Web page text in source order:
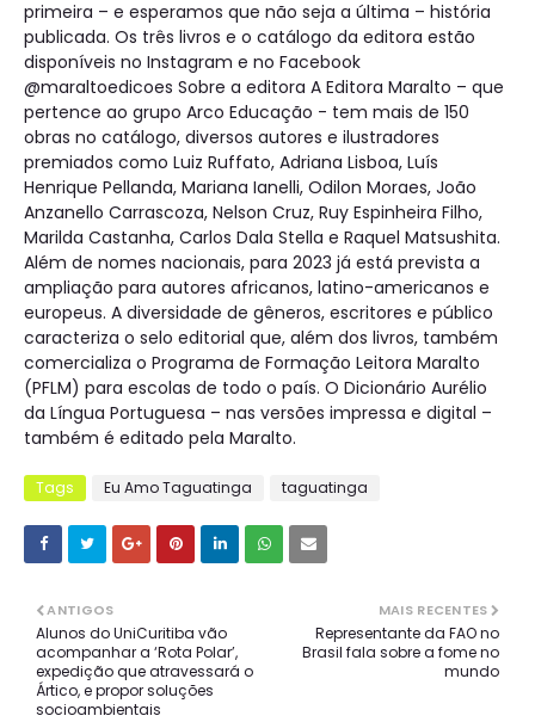
primeira – e esperamos que não seja a última – história
publicada. Os três livros e o catálogo da editora estão
disponíveis no Instagram e no Facebook
@maraltoedicoes Sobre a editora A Editora Maralto – que
pertence ao grupo Arco Educação - tem mais de 150
obras no catálogo, diversos autores e ilustradores
premiados como Luiz Ruffato, Adriana Lisboa, Luís
Henrique Pellanda, Mariana Ianelli, Odilon Moraes, João
Anzanello Carrascoza, Nelson Cruz, Ruy Espinheira Filho,
Marilda Castanha, Carlos Dala Stella e Raquel Matsushita.
Além de nomes nacionais, para 2023 já está prevista a
ampliação para autores africanos, latino-americanos e
europeus. A diversidade de gêneros, escritores e público
caracteriza o selo editorial que, além dos livros, também
comercializa o Programa de Formação Leitora Maralto
(PFLM) para escolas de todo o país. O Dicionário Aurélio
da Língua Portuguesa – nas versões impressa e digital –
também é editado pela Maralto.
Tags Eu Amo Taguatinga taguatinga
MAIS RECENTES
Representante da FAO no
Brasil fala sobre a fome no
mundo
ANTIGOS
Alunos do UniCuritiba vão
acompanhar a ‘Rota Polar’,
expedição que atravessará o
Ártico, e propor soluções
socioambientais